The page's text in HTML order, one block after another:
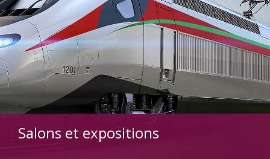
Salons et expositions